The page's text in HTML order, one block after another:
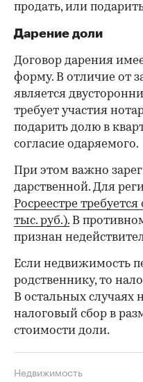
продать, или
Дарение доли
Договор дарения
форму. В отличие от
является
требует участия
подарить долю в
согласие одаряемого.
При этом важно
дарственной. Для
Росреестре
тыс. руб.). В
признан
Если недвижимость
родственнику, то
В остальных случаях
налоговый сбор в
стоимости доли.
Недвижимость